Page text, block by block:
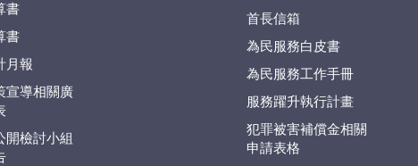
書
書
月報
宣導相關廣
開檢討小組
首長信箱
為民服務白皮書
為民服務工作手冊
服務躍升執行計畫
犯罪被害補償金相關
申請表格